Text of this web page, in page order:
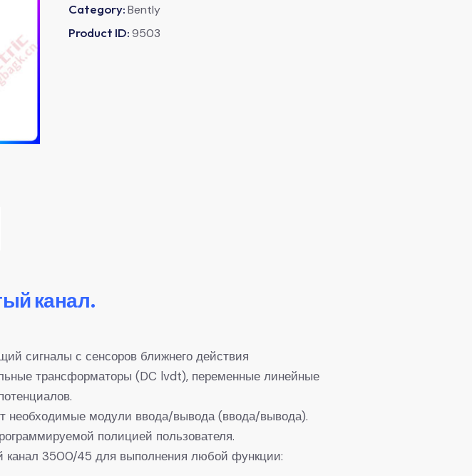
Category:Bently
Product ID:9503
канал.
сигналы с сенсоров ближнего действия
трансформаторы (DC lvdt), переменные линейные
необходимые модули ввода/вывода (ввода/вывода).
полицией пользователя.
канал 3500/45 для выполнения любой функции: